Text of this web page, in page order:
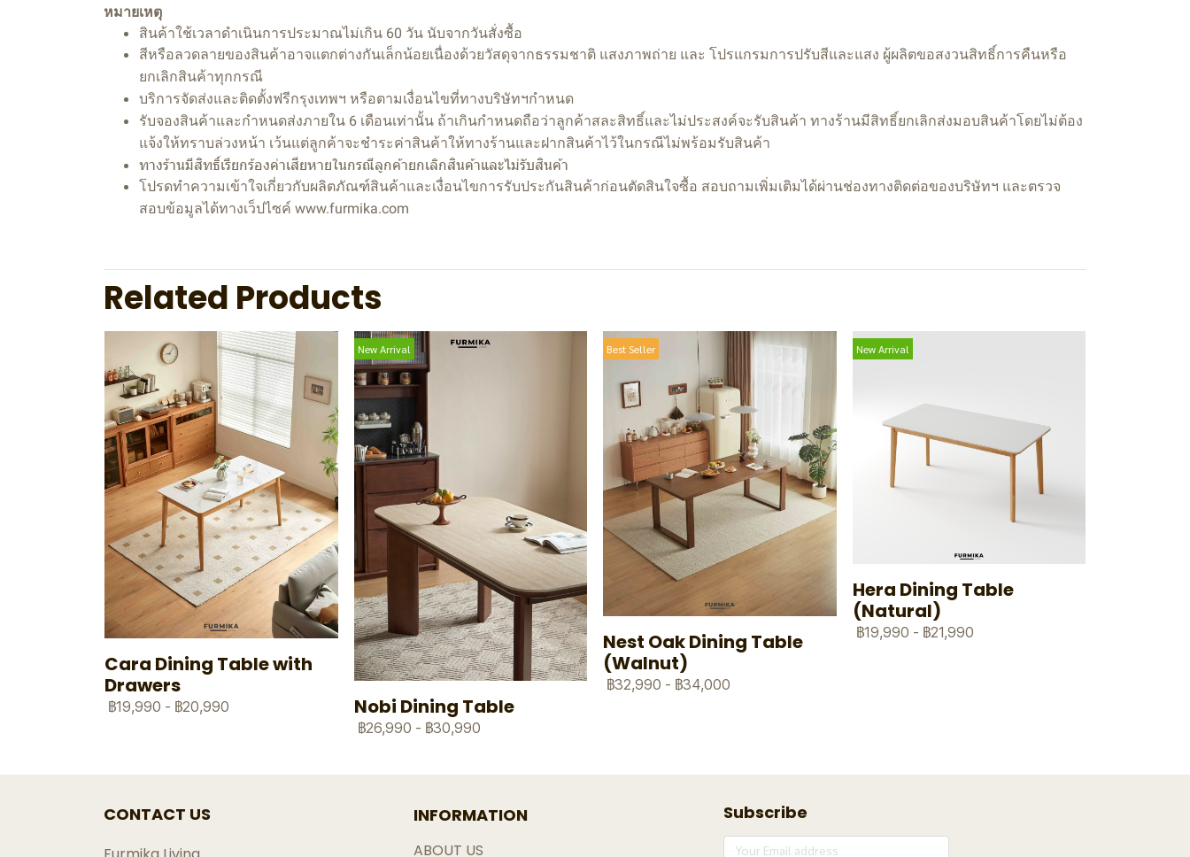
หมายเหตุ
สินค้าใช้เวลาดำเนินการประมาณไม่เกิน 60 วัน นับจากวันสั่งซื้อ
สีหรือลวดลายของสินค้าอาจแตกต่างกันเล็กน้อยเนื่องด้วยวัสดุจากธรรมชาติ แสงภาพถ่าย และ โปรแกรมการปรับสีและแสง ผู้ผลิตขอสงวนสิทธิ์การคืนหรือ
ยกเลิกสินค้าทุกกรณี
บริการจัดส่งและติดตั้งฟรีกรุงเทพฯ หรือตามเงื่อนไขที่ทางบริษัทฯกำหนด
รับจองสินค้าและกำหนดส่งภายใน 6 เดือนเท่านั้น ถ้าเกินกำหนดถือว่าลูกค้าสละสิทธิ์และไม่ประสงค์จะรับสินค้า ทางร้านมีสิทธิ์ยกเลิกส่งมอบสินค้าโดยไม่ต้อง
แจ้งให้ทราบล่วงหน้า เว้นแต่ลูกค้าจะชำระค่าสินค้าให้ทางร้านและฝากสินค้าไว้ในกรณีไม่พร้อมรับสินค้า
ทางร้านมีสิทธิ์เรียกร้องค่าเสียหายในกรณีลูกค้ายกเลิกสินค้าและไม่รับสินค้า
โปรดทำความเข้าใจเกี่ยวกับผลิตภัณฑ์สินค้าและเงื่อนไขการรับประกันสินค้าก่อนตัดสินใจซื้อ สอบถามเพิ่มเติมได้ผ่านช่องทางติดต่อของบริษัทฯ และตรวจ
สอบข้อมูลได้ทางเว็ปไซค์ www.furmika.com
Related Products
Cara Dining Table with
Drawers
฿19,990 - ฿20,990
New Arrival
Nobi Dining Table
฿26,990 - ฿30,990
Best Seller
Nest Oak Dining Table
(Walnut)
฿32,990 - ฿34,000
New Arrival
Hera Dining Table
(Natural)
฿19,990 - ฿21,990
CONTACT US INFORMATION
ABOUT US
Subscribe